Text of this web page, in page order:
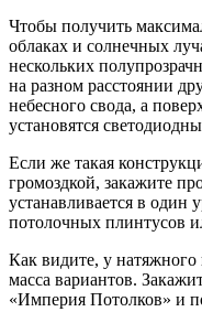
Чтобы получить
облаках и солнечных
нескольких
на разном расстоянии
небесного свода, а
установятся
Если же такая
громоздкой, закажите
устанавливается в один
потолочных плинтусов
Как видите, у натяжного
масса вариантов.
«Империя Потолков» и